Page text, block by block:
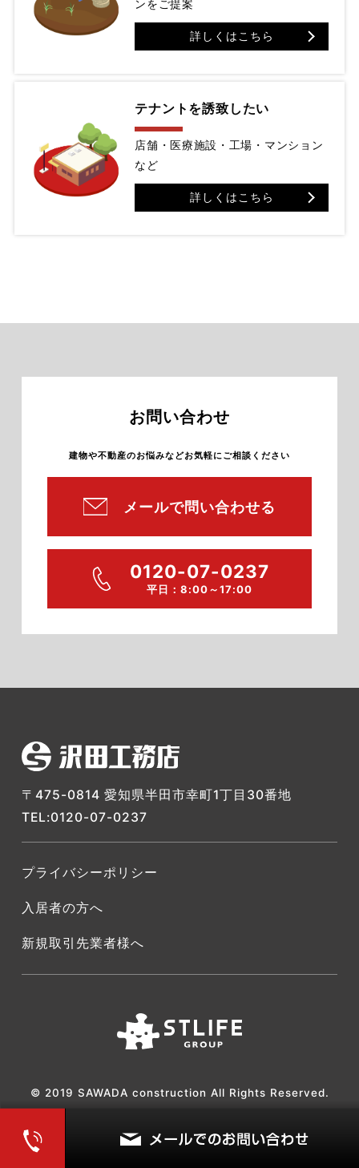
ンをご提案
詳しくはこちら
テナントを誘致したい
店舗・医療施設・工場・マンション
など
詳しくはこちら
お問い合わせ
建物や不動産のお悩みなどお気軽にご相談ください
メールで問い合わせる
0120-07-0237
平日：8:00～17:00
〒475-0814 愛知県半田市幸町1丁目30番地
TEL:0120-07-0237
プライバシーポリシー
入居者の方へ
新規取引先業者様へ
© 2019 SAWADA construction All Rights Reserved.